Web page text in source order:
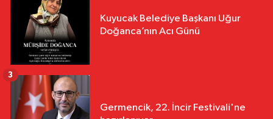
Kuyucak Belediye Başkanı Uğur
Doğanca’nın Acı Günü
Germencik, 22. İncir Festivali'ne
3